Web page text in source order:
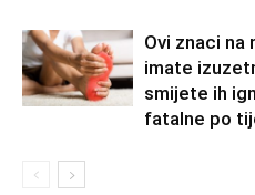
Ovi znaci na
imate
smijete ih
fatalne po